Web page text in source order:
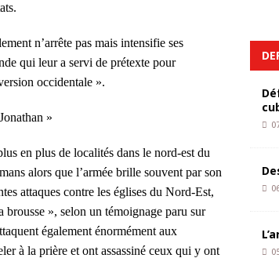
n’arrête pas mais intensifie ses
qui leur a servi de prétexte pour
occidentale ».
»
en plus de localités dans le nord-est du
alors que l’armée brille souvent par son
attaques contre les églises du Nord-Est,
brousse », selon un témoignage paru sur
également énormément aux
à la prière et ont assassiné ceux qui y ont